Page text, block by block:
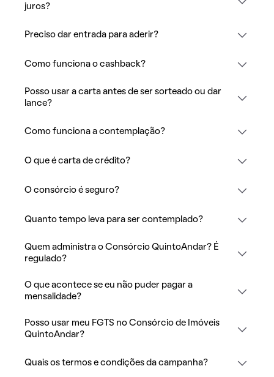
juros?
Preciso dar entrada para aderir?
Como funciona o cashback?
Posso usar a carta antes de ser sorteado ou dar
lance?
Como funciona a contemplação?
O que é carta de crédito?
O consórcio é seguro?
Quanto tempo leva para ser contemplado?
Quem administra o Consórcio QuintoAndar? É
regulado?
O que acontece se eu não puder pagar a
mensalidade?
Posso usar meu FGTS no Consórcio de Imóveis
QuintoAndar?
Quais os termos e condições da campanha?